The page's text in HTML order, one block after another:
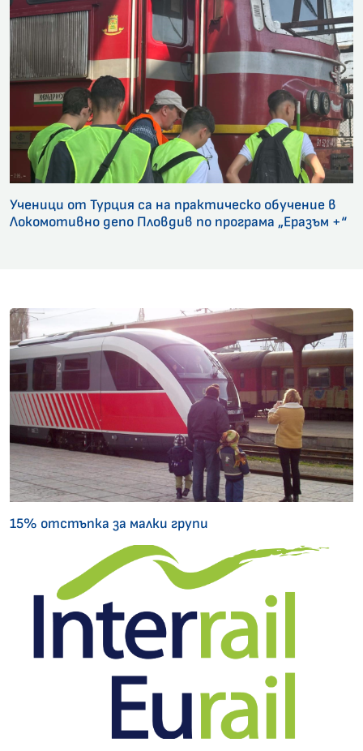
Ученици от Турция са на практическо обучение в
Локомотивно депо Пловдив по програма „Еразъм +“
15% отстъпка за малки групи